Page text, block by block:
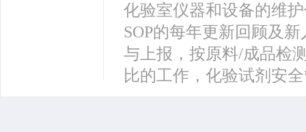
化验室仪器和设备的维
SOP的每年更新回顾及
与上报，按原料/成品检
比的工作，化验试剂安